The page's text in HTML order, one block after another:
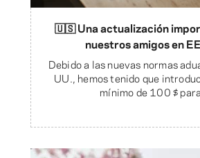
🇺🇸 Una actualización
nuestros amigos en
Debido a las nuevas normas
UU., hemos tenido que
mínimo de 100 $